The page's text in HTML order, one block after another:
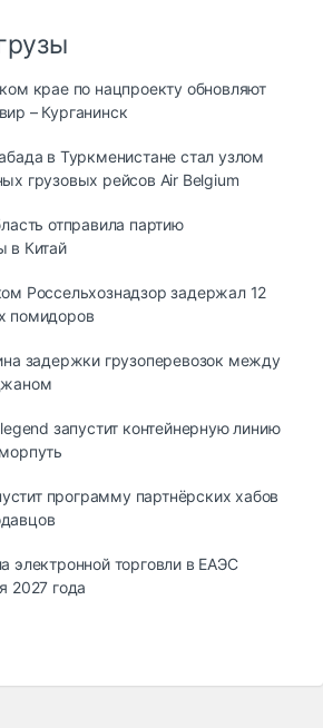
крае по нацпроекту обновляют
– Курганинск
в Туркменистане стал узлом
грузовых рейсов Air Belgium
отправила партию
в Китай
Россельхознадзор задержал 12
помидоров
задержки грузоперевозок между
запустит контейнерную линию
программу партнёрских хабов
электронной торговли в ЕАЭС
2027 года